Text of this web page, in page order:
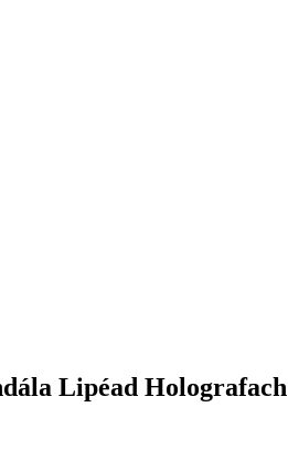
Lipéad Holografach